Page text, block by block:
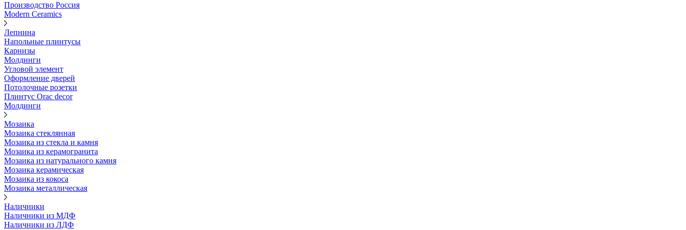
Производство Россия
Modern Ceramics
Лепнина
Напольные плинтусы
Карнизы
Молдинги
Угловой элемент
Оформление дверей
Потолочные розетки
Плинтус Orac decor
Молдинги
Мозаика
Мозаика стеклянная
Мозаика из стекла и камня
Мозаика из керамогранита
Мозаика из натурального камня
Мозаика керамическая
Мозаика из кокоса
Мозаика металлическая
Наличники
Наличники из МДФ
Наличники из ЛДФ